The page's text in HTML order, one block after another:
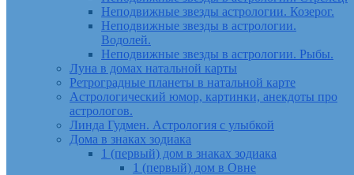
Неподвижные звезды астрологии. Козерог.
Неподвижные звезды в астрологии.
Водолей.
Неподвижные звезды в астрологии. Рыбы.
Луна в домах натальной карты
Ретроградные планеты в натальной карте
Астрологический юмор, картинки, анекдоты про
астрологов.
Линда Гудмен. Астрология с улыбкой
Дома в знаках зодиака
1 (первый) дом в знаках зодиака
1 (первый) дом в Овне